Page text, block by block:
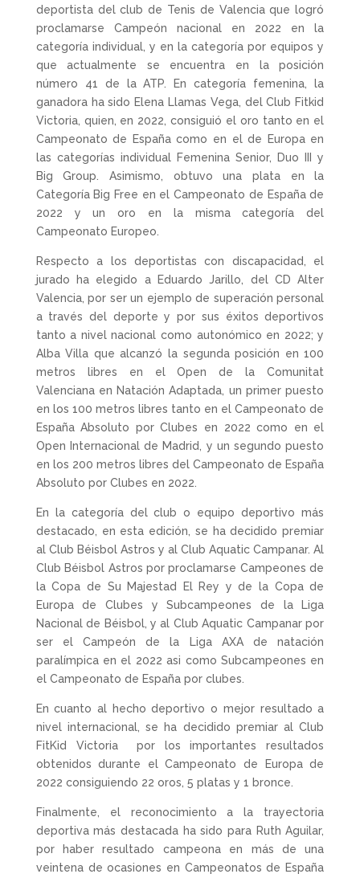
deportista del club de Tenis de Valencia que logró
proclamarse Campeón nacional en 2022 en la
categoría individual, y en la categoría por equipos y
que actualmente se encuentra en la posición
número 41 de la ATP. En categoría femenina, la
ganadora ha sido Elena Llamas Vega, del Club Fitkid
Victoria, quien, en 2022, consiguió el oro tanto en el
Campeonato de España como en el de Europa en
las categorías individual Femenina Senior, Duo III y
Big Group. Asimismo, obtuvo una plata en la
Categoría Big Free en el Campeonato de España de
2022 y un oro en la misma categoría del
Campeonato Europeo.
Respecto a los deportistas con discapacidad, el
jurado ha elegido a Eduardo Jarillo, del CD Alter
Valencia, por ser un ejemplo de superación personal
a través del deporte y por sus éxitos deportivos
tanto a nivel nacional como autonómico en 2022; y
Alba Villa que alcanzó la segunda posición en 100
metros libres en el Open de la Comunitat
Valenciana en Natación Adaptada, un primer puesto
en los 100 metros libres tanto en el Campeonato de
España Absoluto por Clubes en 2022 como en el
Open Internacional de Madrid, y un segundo puesto
en los 200 metros libres del Campeonato de España
Absoluto por Clubes en 2022.
En la categoría del club o equipo deportivo más
destacado, en esta edición, se ha decidido premiar
al Club Béisbol Astros y al Club Aquatic Campanar. Al
Club Béisbol Astros por proclamarse Campeones de
la Copa de Su Majestad El Rey y de la Copa de
Europa de Clubes y Subcampeones de la Liga
Nacional de Béisbol, y al Club Aquatic Campanar por
ser el Campeón de la Liga AXA de natación
paralímpica en el 2022 asi como Subcampeones en
el Campeonato de España por clubes.
En cuanto al hecho deportivo o mejor resultado a
nivel internacional, se ha decidido premiar al Club
FitKid Victoria por los importantes resultados
obtenidos durante el Campeonato de Europa de
2022 consiguiendo 22 oros, 5 platas y 1 bronce.
Finalmente, el reconocimiento a la trayectoria
deportiva más destacada ha sido para Ruth Aguilar,
por haber resultado campeona en más de una
veintena de ocasiones en Campeonatos de España